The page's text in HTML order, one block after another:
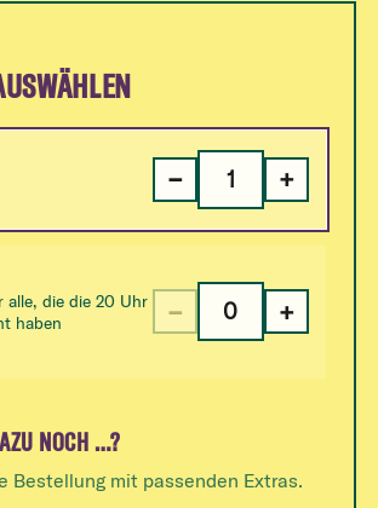
− +
alle, die die 20 Uhr
haben
− +
NOCH …?
Bestellung mit passenden Extras.